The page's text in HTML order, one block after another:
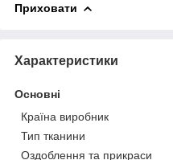
Приховати
Характеристики
Основні
Країна виробник
Тип тканини
Оздоблення та прикраси